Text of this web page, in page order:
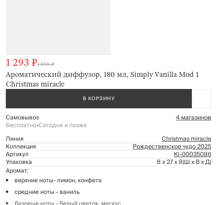
Ароматический диффузор, 180 мл, Simply Vanilla Mod 1
Christmas miracle
1 293 ₽1 890 ₽
В КОРЗИНУ
Самовывоз 4 магазинов
Бесплатно•Сегодня и позже
Линия
Christmas miracle
Коллекция Рождественское чудо 2025
Артикул Kl-00035086
Упаковка 8 x 27 x 8(Ш x В x Д)
Аромат:
верхние ноты- лимон, конфета
средние ноты - ваниль